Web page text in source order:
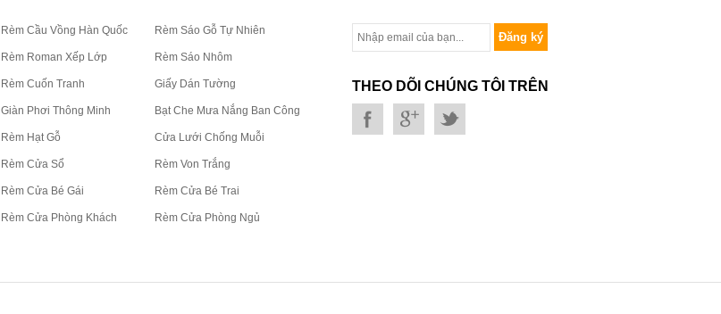
Rèm Cầu Vồng Hàn Quốc Rèm Sáo Gỗ Tự Nhiên
Rèm Roman Xếp Lớp Rèm Sáo Nhôm
Rèm Cuốn Tranh Giấy Dán Tường
Giàn Phơi Thông Minh Bạt Che Mưa Nắng Ban Công
Rèm Hạt Gỗ Cửa Lưới Chống Muỗi
Rèm Cửa Sổ Rèm Von Trắng
Rèm Cửa Bé Gái Rèm Cửa Bé Trai
Rèm Cửa Phòng Khách Rèm Cửa Phòng Ngủ
Đăng ký
THEO DÕI CHÚNG TÔI TRÊN